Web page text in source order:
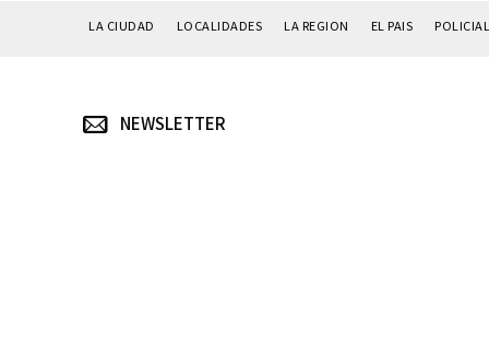
LA CIUDAD LOCALIDADES LA REGION EL PAIS
NEWSLETTER